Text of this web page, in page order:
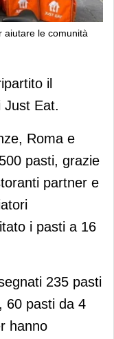
aiutare le comunità
più
il
Just Eat.
Roma e
pasti, grazie
partner e
i pasti a 16
235 pasti
60 pasti da 4
hanno